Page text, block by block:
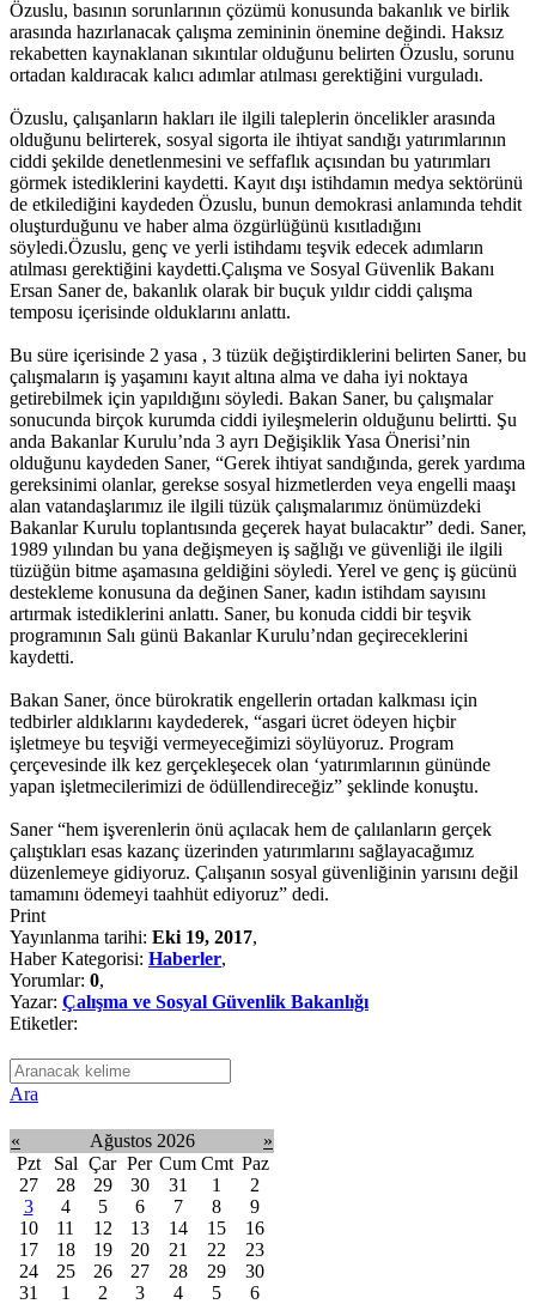
Özuslu, basının sorunlarının çözümü konusunda bakanlık ve birlik
arasında hazırlanacak çalışma zemininin önemine değindi. Haksız
rekabetten kaynaklanan sıkıntılar olduğunu belirten Özuslu, sorunu
ortadan kaldıracak kalıcı adımlar atılması gerektiğini vurguladı.
Özuslu, çalışanların hakları ile ilgili taleplerin öncelikler arasında
olduğunu belirterek, sosyal sigorta ile ihtiyat sandığı yatırımlarının
ciddi şekilde denetlenmesini ve seffaflık açısından bu yatırımları
görmek istediklerini kaydetti. Kayıt dışı istihdamın medya sektörünü
de etkilediğini kaydeden Özuslu, bunun demokrasi anlamında tehdit
oluşturduğunu ve haber alma özgürlüğünü kısıtladığını
söyledi.Özuslu, genç ve yerli istihdamı teşvik edecek adımların
atılması gerektiğini kaydetti.Çalışma ve Sosyal Güvenlik Bakanı
Ersan Saner de, bakanlık olarak bir buçuk yıldır ciddi çalışma
temposu içerisinde olduklarını anlattı.
Bu süre içerisinde 2 yasa , 3 tüzük değiştirdiklerini belirten Saner, bu
çalışmaların iş yaşamını kayıt altına alma ve daha iyi noktaya
getirebilmek için yapıldığını söyledi. Bakan Saner, bu çalışmalar
sonucunda birçok kurumda ciddi iyileşmelerin olduğunu belirtti. Şu
anda Bakanlar Kurulu’nda 3 ayrı Değişiklik Yasa Önerisi’nin
olduğunu kaydeden Saner, “Gerek ihtiyat sandığında, gerek yardıma
gereksinimi olanlar, gerekse sosyal hizmetlerden veya engelli maaşı
alan vatandaşlarımız ile ilgili tüzük çalışmalarımız önümüzdeki
Bakanlar Kurulu toplantısında geçerek hayat bulacaktır” dedi. Saner,
1989 yılından bu yana değişmeyen iş sağlığı ve güvenliği ile ilgili
tüzüğün bitme aşamasına geldiğini söyledi. Yerel ve genç iş gücünü
destekleme konusuna da değinen Saner, kadın istihdam sayısını
artırmak istediklerini anlattı. Saner, bu konuda ciddi bir teşvik
programının Salı günü Bakanlar Kurulu’ndan geçireceklerini
kaydetti.
Bakan Saner, önce bürokratik engellerin ortadan kalkması için
tedbirler aldıklarını kaydederek, “asgari ücret ödeyen hiçbir
işletmeye bu teşviği vermeyeceğimizi söylüyoruz. Program
çerçevesinde ilk kez gerçekleşecek olan ‘yatırımlarının gününde
yapan işletmecilerimizi de ödüllendireceğiz” şeklinde konuştu.
Saner “hem işverenlerin önü açılacak hem de çalılanların gerçek
çalıştıkları esas kazanç üzerinden yatırımlarını sağlayacağımız
düzenlemeye gidiyoruz. Çalışanın sosyal güvenliğinin yarısını değil
tamamını ödemeyi taahhüt ediyoruz” dedi.
Print
Yayınlanma tarihi: Eki 19, 2017,
Haber Kategorisi: Haberler,
Yorumlar: 0,
Yazar: Çalışma ve Sosyal Güvenlik Bakanlığı
Etiketler:
Ara
« Ağustos 2026
»
Pzt
Sal Çar Per Cum Cmt Paz
27
28 29 30 31 1
2
3
4 5 6 7 8
9
10
11 12 13 14 15
16
17
18 19 20 21 22
23
24
25 26 27 28 29
30
31
1 2 3 4 5 6